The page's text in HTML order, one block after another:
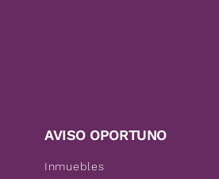
AVISO OPORTUNO
Inmuebles